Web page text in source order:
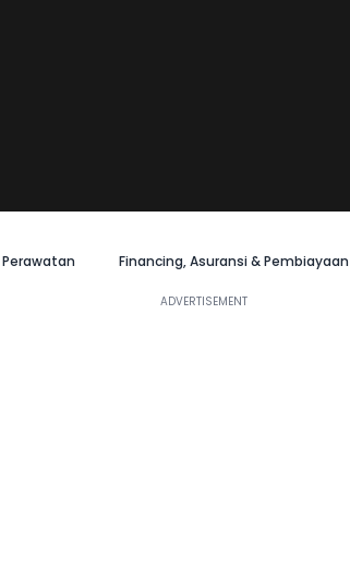
Perawatan Financing, Asuransi & Pembiayaan